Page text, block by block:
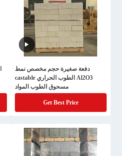
دفعة صغيرة حجم مخصص نمط
Al2O3 الطوب الحراري castable
مسحوق الطوب المواد
Get Best Price